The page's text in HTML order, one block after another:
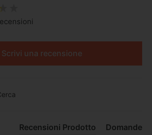
Scrivi una recensione
Recensioni Prodotto Domande